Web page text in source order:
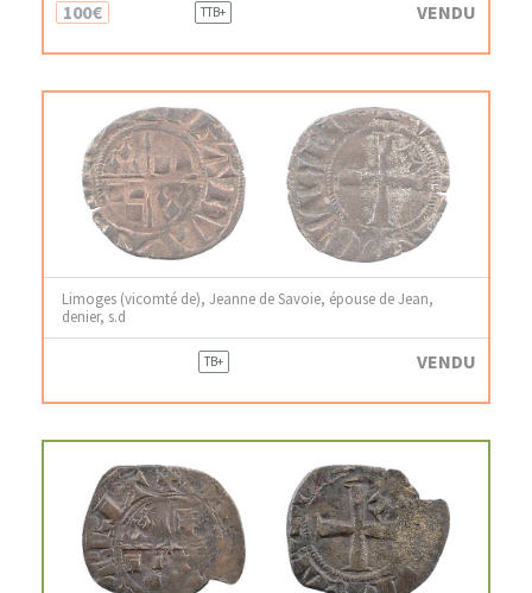
100€ TTB+ VENDU
Limoges (vicomté de), Jeanne de Savoie, épouse de Jean,
denier, s.d
TB+ VENDU